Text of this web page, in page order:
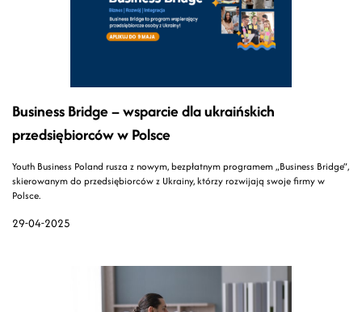
29-04-2025
Business Bridge – wsparcie dla ukraińskich
przedsiębiorców w Polsce
Youth Business Poland rusza z nowym, bezpłatnym programem „Business Bridge”,
skierowanym do przedsiębiorców z Ukrainy, którzy rozwijają swoje firmy w
Polsce.